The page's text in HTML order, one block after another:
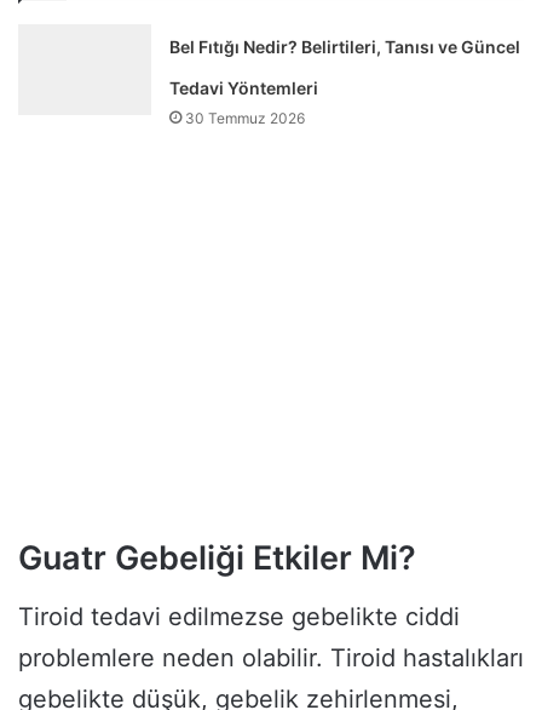
Bel Fıtığı Nedir? Belirtileri, Tanısı ve Güncel
Tedavi Yöntemleri
30 Temmuz 2026
Guatr Gebeliği Etkiler Mi?
Tiroid tedavi edilmezse gebelikte ciddi
problemlere neden olabilir. Tiroid hastalıkları
gebelikte düşük, gebelik zehirlenmesi,